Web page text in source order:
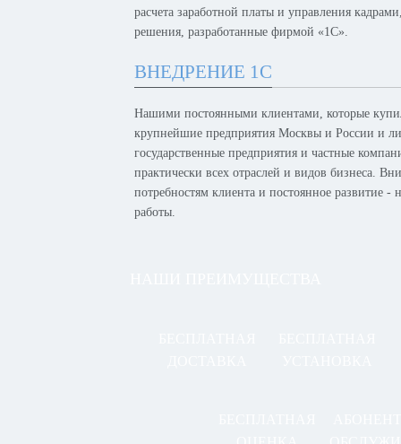
расчета заработной платы и управления
решения, разработанные фирмой «1С».
ВНЕДРЕНИЕ 1С
Нашими постоянными клиентами, которые
крупнейшие предприятия Москвы и России и
государственные предприятия и частные
практически всех отраслей и видов бизнеса.
потребностям клиента и постоянное развитие
работы.